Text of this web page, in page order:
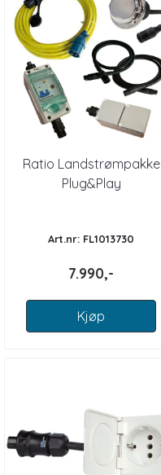
Ratio Landstrømpakke
Plug&Play
Art.nr: FL1013730
7.990,-
Kjøp